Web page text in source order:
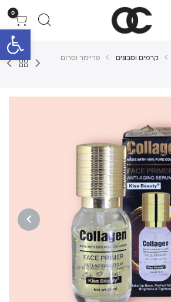
פתח
0
קרמים וסבונים
פריימר וסרום